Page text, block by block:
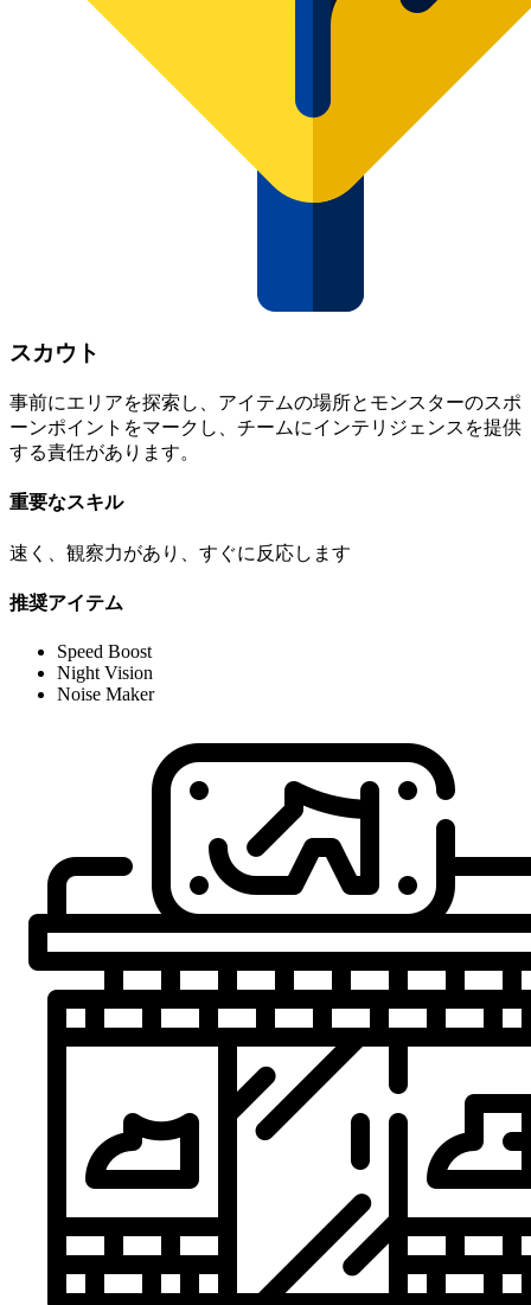
スカウト
事前にエリアを探索し、アイテムの場所とモンスターのスポ
ーンポイントをマークし、チームにインテリジェンスを提供
する責任があります。
重要なスキル
速く、観察力があり、すぐに反応します
推奨アイテム
Speed Boost
Night Vision
Noise Maker